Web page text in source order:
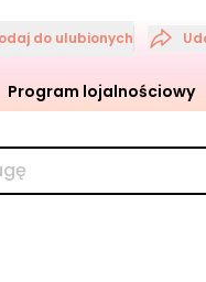
do ulubionych
Program lojalnościowy